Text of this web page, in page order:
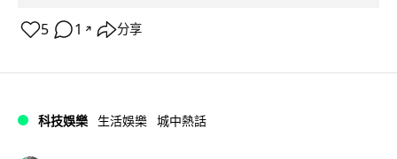
5 1 ↗ 分享
科技娛樂 生活娛樂 城中熱話